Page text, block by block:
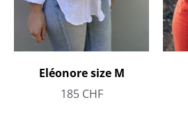
Eléonore size M
185 CHF